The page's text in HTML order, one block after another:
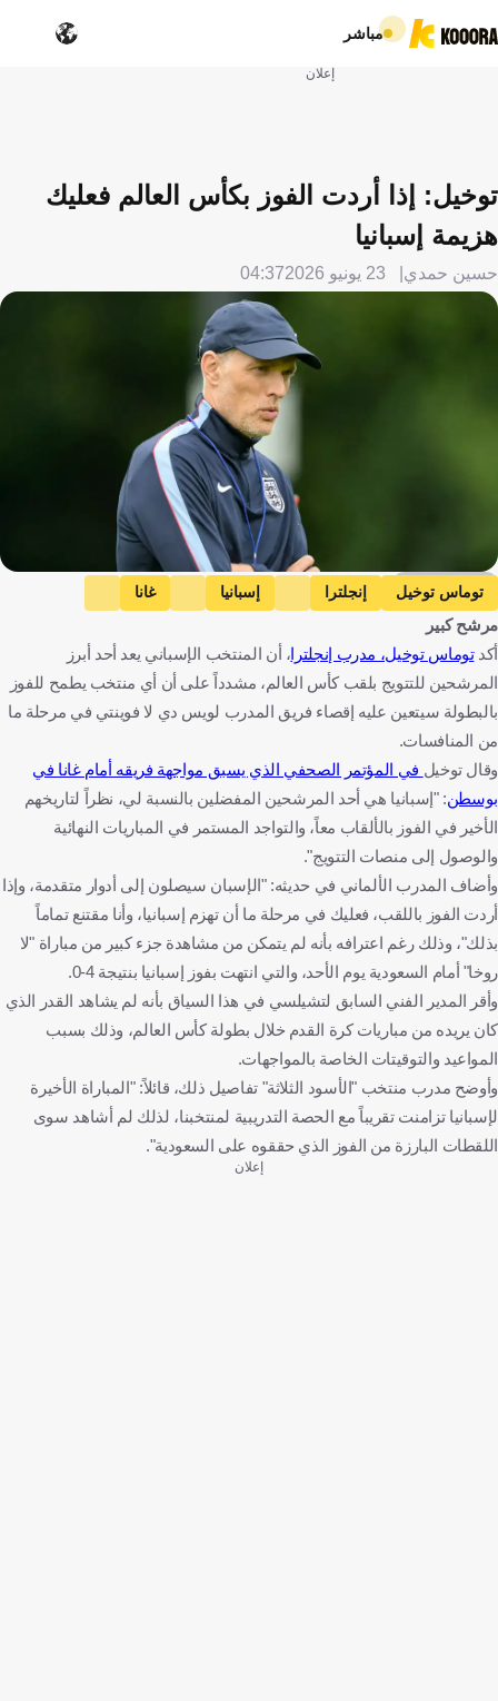
مباشر
إعلان
توخيل: إذا أردت الفوز بكأس العالم فعليك
هزيمة إسبانيا
حسين حمدي 23 يونيو 2026 04:37
Getty Images
توماس توخيل إنجلترا إسبانيا
غانا
كأس العالم
المملكة العربية السعودية
كرة قدم
مرشح كبير
أكدتوماس توخيل، مدرب إنجلترا، أن المنتخب الإسباني يعد أحد أبرز
المرشحين للتتويج بلقب كأس العالم، مشدداً على أن أي منتخب يطمح للفوز
بالبطولة سيتعين عليه إقصاء فريق المدرب لويس دي لا فوينتي في مرحلة ما
من المنافسات.
وقال توخيل في المؤتمر الصحفي الذي يسبق مواجهة فريقه أمام غانا في
بوسطن: "إسبانيا هي أحد المرشحين المفضلين بالنسبة لي، نظراً لتاريخهم
الأخير في الفوز بالألقاب معاً، والتواجد المستمر في المباريات النهائية
والوصول إلى منصات التتويج".
وأضاف المدرب الألماني في حديثه: "الإسبان سيصلون إلى أدوار متقدمة، وإذا
أردت الفوز باللقب، فعليك في مرحلة ما أن تهزم إسبانيا، وأنا مقتنع تماماً
بذلك"، وذلك رغم اعترافه بأنه لم يتمكن من مشاهدة جزء كبير من مباراة "لا
روخا" أمام السعودية يوم الأحد، والتي انتهت بفوز إسبانيا بنتيجة 4-0.
وأقر المدير الفني السابق لتشيلسي في هذا السياق بأنه لم يشاهد القدر الذي
كان يريده من مباريات كرة القدم خلال بطولة كأس العالم، وذلك بسبب
المواعيد والتوقيتات الخاصة بالمواجهات.
وأوضح مدرب منتخب "الأسود الثلاثة" تفاصيل ذلك، قائلاً: "المباراة الأخيرة
لإسبانيا تزامنت تقريباً مع الحصة التدريبية لمنتخبنا، لذلك لم أشاهد سوى
اللقطات البارزة من الفوز الذي حققوه على السعودية".
إعلان